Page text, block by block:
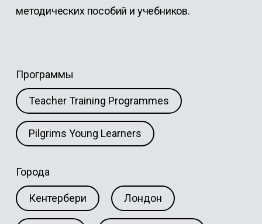
методических пособий и учебников.
Программы
Teacher Training Programmes
Pilgrims Young Learners
Города
Кентербери Лондон